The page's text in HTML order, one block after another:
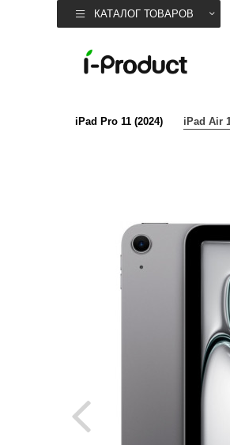
КАТАЛОГ ТОВАРОВ
iPad Pro 11 (2024) iPad Air